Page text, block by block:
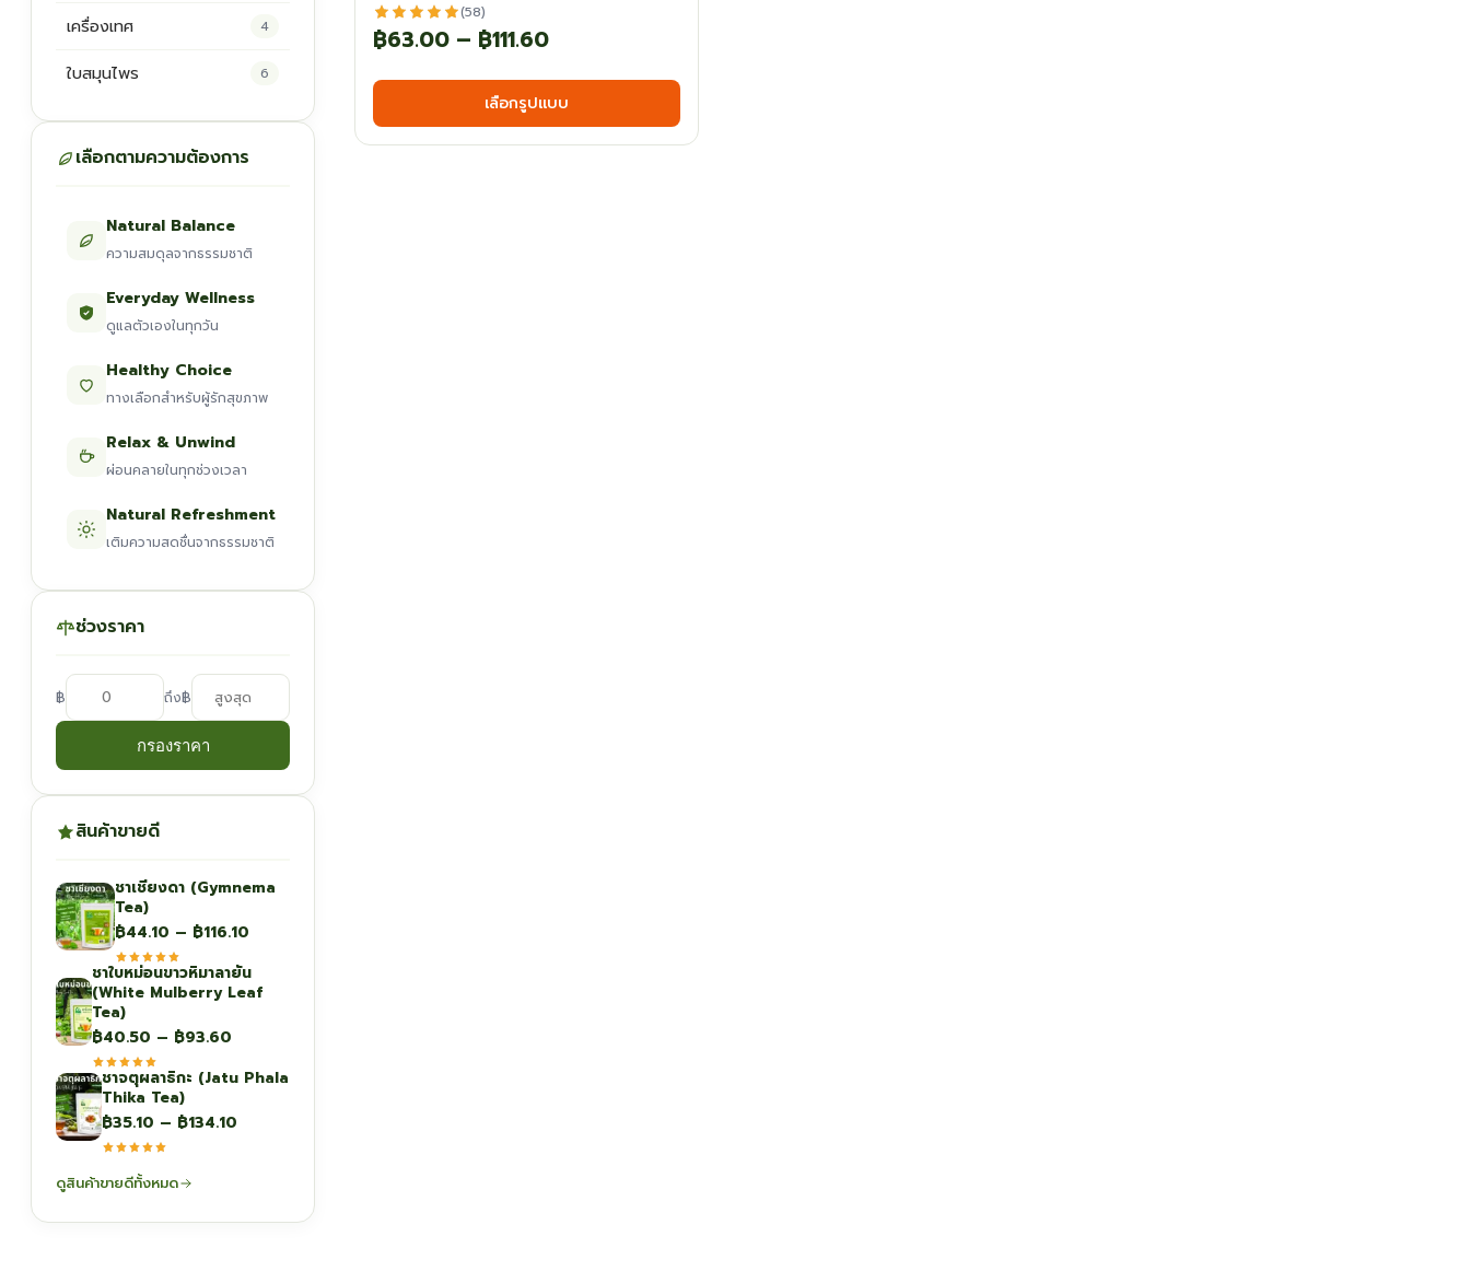
เครื่องเทศ 4
ใบสมุนไพร 6
เลือกตามความต้องการ
Natural Balance
ความสมดุลจากธรรมชาติ
Everyday Wellness
ดูแลตัวเองในทุกวัน
Healthy Choice
ทางเลือกสำหรับผู้รักสุขภาพ
Relax & Unwind
ผ่อนคลายในทุกช่วงเวลา
Natural Refreshment
เติมความสดชื่นจากธรรมชาติ
ช่วงราคา
฿ ถึง฿
กรองราคา
สินค้าขายดี
ชาเชียงดา (Gymnema
Tea)
฿44.10 – ฿116.10
฿44.10
through
ชาใบหม่อนขาวหิมาลายัน
(White Mulberry Leaf
Tea)
฿40.50 – ฿93.60Price
฿40.50
฿93.60
ชาจตุผลาธิกะ (Jatu Phala
Thika Tea)
฿35.10 – ฿134.10
฿134.10
ดูสินค้าขายดีทั้งหมด
(58)
฿63.00 – ฿111.60Price
range:
฿63.00
through
เลือกรูปแบบ
This
has